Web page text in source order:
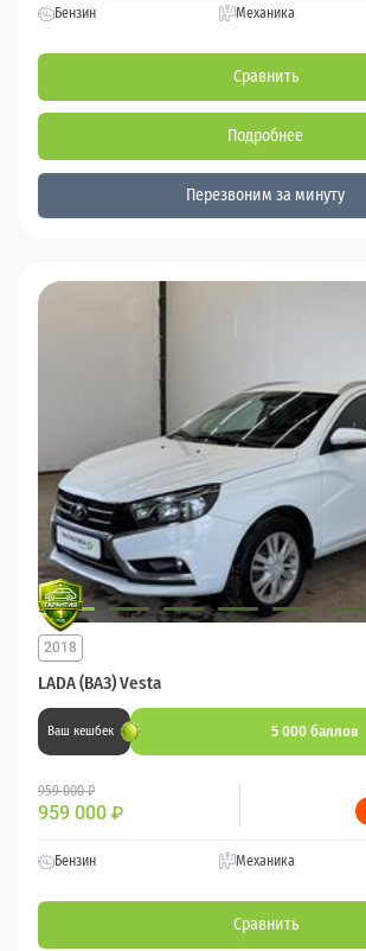
Бензин Механика
Сравнить
Подробнее
Перезвоним за минуту
LADA (ВАЗ) Vesta
2018
Ваш кешбек 5 000 баллов
959 000 ₽
959 000 ₽
Бензин Механика
Сравнить